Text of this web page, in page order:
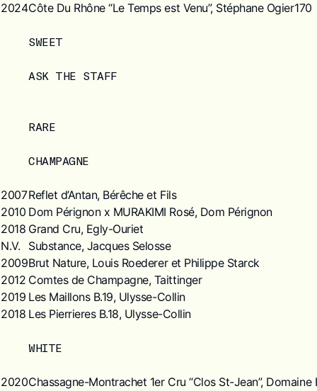
2024Côte Du Rhône “Le Temps est Venu”, Stéphane Ogier170
SWEET
ASK THE STAFF
RARE
CHAMPAGNE
2007Reflet d’Antan, Bérêche et Fils
2010 Dom Pérignon x MURAKIMI Rosé, Dom Pérignon
2018 Grand Cru, Egly-Ouriet
N.V.
Substance, Jacques Selosse
2009Brut Nature, Louis Roederer et Philippe Starck
2012 Comtes de Champagne, Taittinger
2019 Les Maillons B.19, Ulysse-Collin
2018 Les Pierrieres B.18, Ulysse-Collin
WHITE
2020Chassagne-Montrachet 1er Cru “Clos St-Jean”,